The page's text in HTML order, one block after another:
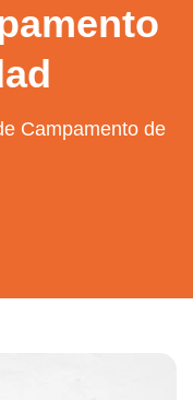
Campamento de